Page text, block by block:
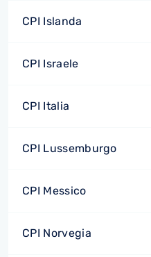
CPI Islanda
CPI Israele
CPI Italia
CPI Lussemburgo
CPI Messico
CPI Norvegia